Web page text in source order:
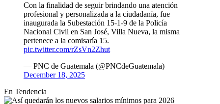
Con la finalidad de seguir brindando una atención
profesional y personalizada a la ciudadanía, fue
inaugurada la Subestación 15-1-9 de la Policía
Nacional Civil en San José, Villa Nueva, la misma
pertenece a la comisaría 15.
pic.twitter.com/rZsVn2Zhut
— PNC de Guatemala (@PNCdeGuatemala)
December 18, 2025
En Tendencia